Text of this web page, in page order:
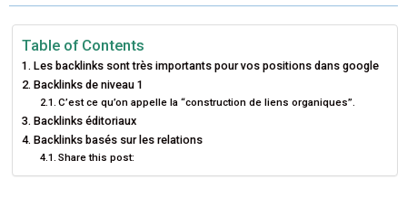
R
O
N
W
T
T
E
R
O
N
E
O
O
K
R
O
N
T
R
E
R
O
N
K
D
I
R
O
I
Table of Contents
Les backlinks sont très importants pour vos positions dans google
Backlinks de niveau 1
C’est ce qu’on appelle la “construction de liens organiques”.
Backlinks éditoriaux
Backlinks basés sur les relations
Share this post: